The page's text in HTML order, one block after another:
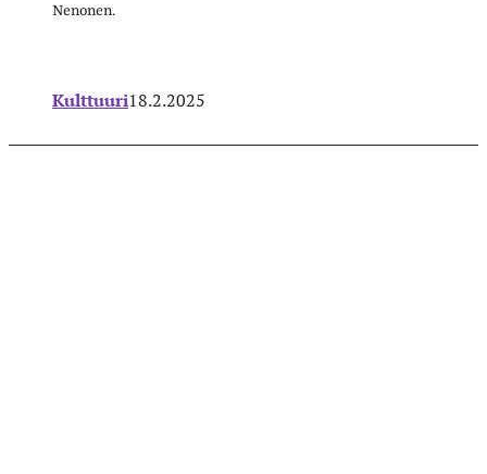
Nenonen.
Kulttuuri18.2.2025